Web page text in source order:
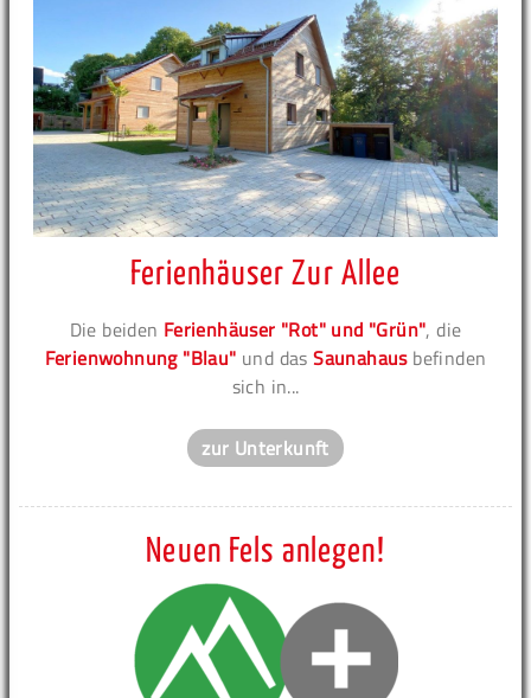
Ferienhäuser Zur Allee
Die beiden Ferienhäuser "Rot" und "Grün", die
Ferienwohnung "Blau" und dasSaunahausbefinden
sich in...
zur Unterkunft
Neuen Fels anlegen!